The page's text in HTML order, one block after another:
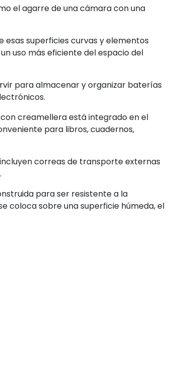
el agarre de una cámara con una
superficies curvas y elementos
uso más eficiente del espacio del
para almacenar y organizar baterías
creamellera está integrado en el
para libros, cuadernos,
correas de transporte externas
para ser resistente a la
coloca sobre una superficie húmeda, el